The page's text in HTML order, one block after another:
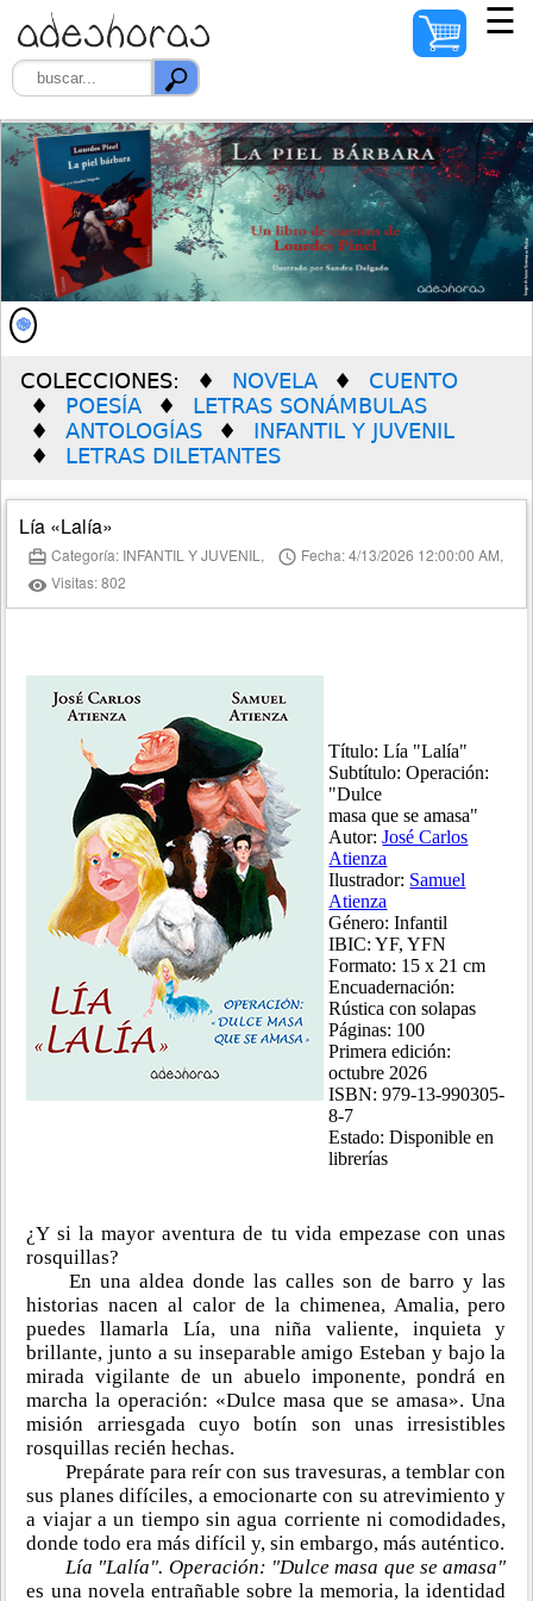
AUTORES
ILUSTRADORES
DISTRIBUIDORES
PREMIO SOLEDAD
VERDÚ
☰
COLECCIONES: NOVELA
CUENTO
POESÍA
LETRAS SONÁMBULAS
ANTOLOGÍAS
INFANTIL Y JUVENIL
LETRAS DILETANTES
Lía «Lalía»
card_travel Categoría: INFANTIL Y JUVENIL, access_time Fecha: 4/13/2026 12:00:00 AM,
remove_red_eye Visitas: 802
Título: Lía "Lalía"
Subtítulo: Operación:
"Dulce
masa que se amasa"
Autor:José Carlos
Atienza
Ilustrador: Samuel
Atienza
Género: Infantil
IBIC: YF, YFN
Formato: 15 x 21 cm
Encuadernación:
Rústica con solapas
Páginas: 100
Primera edición:
octubre 2026
ISBN: 979-13-990305-
8-7
Estado: Disponible en
librerías
¿Y si la mayor aventura de tu vida empezase con unas
rosquillas?
En una aldea donde las calles son de barro y las
historias nacen al calor de la chimenea, Amalia, pero
puedes llamarla Lía, una niña valiente, inquieta y
brillante, junto a su inseparable amigo Esteban y bajo la
mirada vigilante de un abuelo imponente, pondrá en
marcha la operación: «Dulce masa que se amasa». Una
misión arriesgada cuyo botín son unas irresistibles
rosquillas recién hechas.
Prepárate para reír con sus travesuras, a temblar con
sus planes difíciles, a emocionarte con su atrevimiento y
a viajar a un tiempo sin agua corriente ni comodidades,
donde todo era más difícil y, sin embargo, más auténtico.
Lía "Lalía". Operación: "Dulce masa que se amasa"
es una novela entrañable sobre la memoria, la identidad